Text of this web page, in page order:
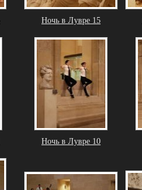
Ночь в Лувре 15
Ночь в Лувре 10